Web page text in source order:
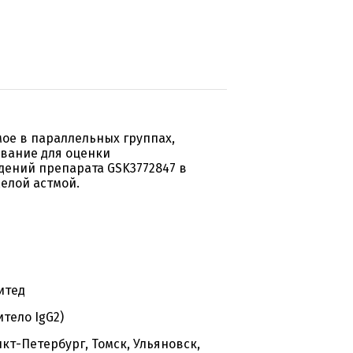
в параллельных группах,
для оценки
препарата GSK3772847 в
астмой.
IgG2)
Петербург, Томск, Ульяновск,